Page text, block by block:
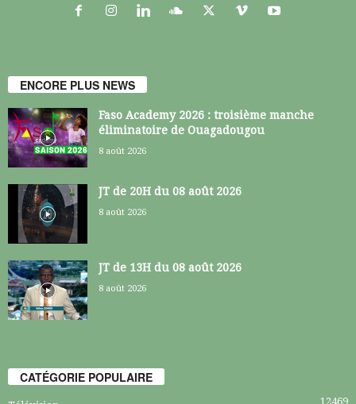
ENCORE PLUS NEWS
Faso Academy 2026 : troisième manche
éliminatoire de Ouagadougou
8 août 2026
JT de 20H du 08 août 2026
8 août 2026
JT de 13H du 08 août 2026
8 août 2026
CATÉGORIE POPULAIRE
12469